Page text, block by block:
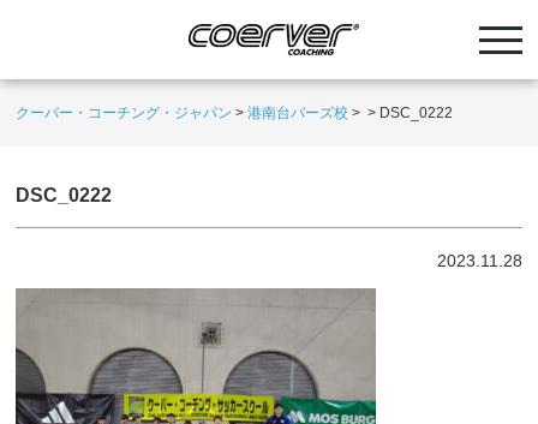
クーバー・コーチング・ジャパン >港南台バーズ校 > > DSC_0222
DSC_0222
2023.11.28